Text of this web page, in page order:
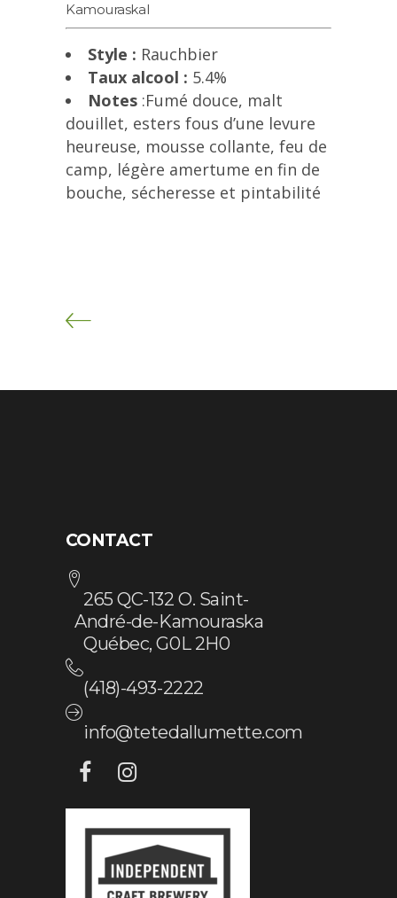
Kamouraskal
Style : Rauchbier
Taux alcool : 5.4%
Notes :Fumé douce, malt
douillet, esters fous d’une levure
heureuse, mousse collante, feu de
camp, légère amertume en fin de
bouche, sécheresse et pintabilité
CONTACT
265 QC-132 O. Saint-
André-de-Kamouraska
Québec, G0L 2H0
(418)-493-2222
info@tetedallumette.com